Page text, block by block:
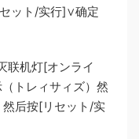
ット/实行]∨确定
联机灯[オンライ
トレィサィズ）然
后按[リセット/实